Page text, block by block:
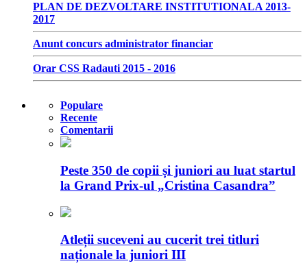
PLAN DE DEZVOLTARE INSTITUTIONALA 2013-
2017
Anunt concurs administrator financiar
Orar CSS Radauti 2015 - 2016
Populare
Recente
Comentarii
Peste 350 de copii și juniori au luat startul
la Grand Prix-ul „Cristina Casandra”
Atleții suceveni au cucerit trei titluri
naționale la juniori III